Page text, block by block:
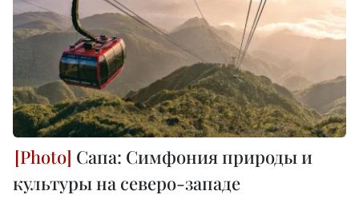
Сапа: Симфония природы и
культуры на северо-западе